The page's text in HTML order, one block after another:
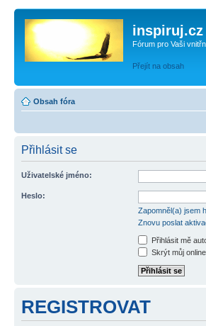
inspiruj.cz
Fórum pro Vaši
Přejít na obsah
Obsah fóra
Přihlásit se
Uživatelské jméno:
Heslo:
Zapomněl(a) jsem
Znovu poslat
Přihlásit mě
Skrýt můj
REGISTROVAT